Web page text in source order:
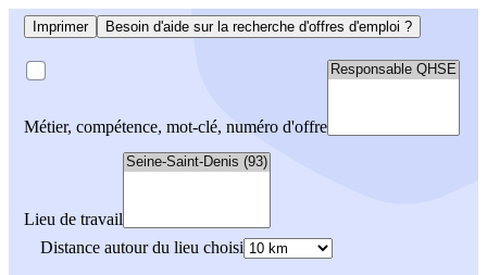
Imprimer Besoin d'aide sur la recherche d'offres d'emploi ?
Métier, compétence, mot-clé, numéro d'offre
Lieu de travail
Distance autour du lieu choisi